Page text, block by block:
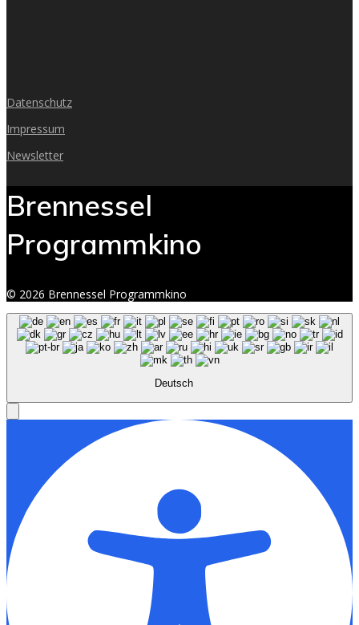
Datenschutz
Impressum
Newsletter
Brennessel
Programmkino
© 2026 Brennessel Programmkino
Deutsch